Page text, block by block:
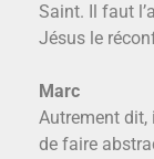
Saint. Il faut
Jésus le
Marc
Autrement dit,
de faire